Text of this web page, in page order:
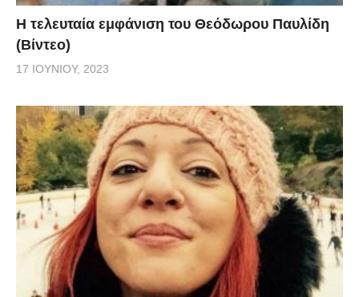
Η τελευταία εμφάνιση του Θεόδωρου Παυλίδη
(Βίντεο)
17 ΙΟΥΝΊΟΥ, 2023